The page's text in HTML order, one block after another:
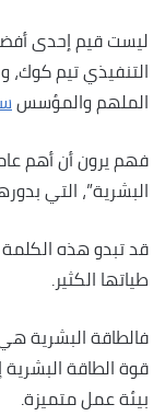
ليست قيم إحدى
التنفيذي تيم
الملهم والمؤسس
فهم يرون أن أهم
البشرية”، التي
قد تبدو هذه
طياتها الكثير.
فالطاقة البشرية
قوة الطاقة البشرية
بيئة عمل متميزة.